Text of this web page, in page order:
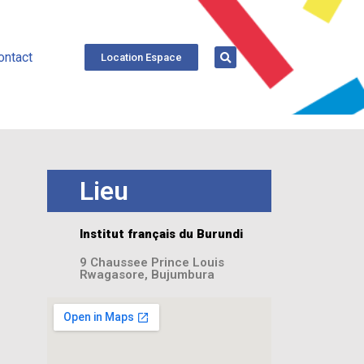
Location Espace
Lieu
Institut français du Burundi
9 Chaussee Prince Louis
Rwagasore, Bujumbura